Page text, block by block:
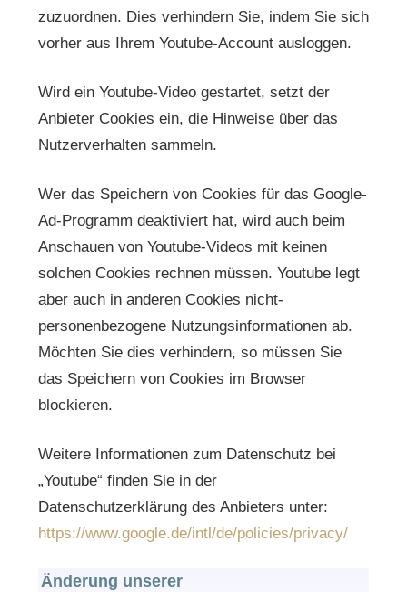
zuzuordnen. Dies verhindern Sie, indem Sie sich
vorher aus Ihrem Youtube-Account ausloggen.
Wird ein Youtube-Video gestartet, setzt der
Anbieter Cookies ein, die Hinweise über das
Nutzerverhalten sammeln.
Wer das Speichern von Cookies für das Google-
Ad-Programm deaktiviert hat, wird auch beim
Anschauen von Youtube-Videos mit keinen
solchen Cookies rechnen müssen. Youtube legt
aber auch in anderen Cookies nicht-
personenbezogene Nutzungsinformationen ab.
Möchten Sie dies verhindern, so müssen Sie
das Speichern von Cookies im Browser
blockieren.
Weitere Informationen zum Datenschutz bei
„Youtube“ finden Sie in der
Datenschutzerklärung des Anbieters unter:
https://www.google.de/intl/de/policies/privacy/
Änderung unserer